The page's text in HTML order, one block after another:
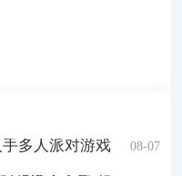
多人派对游戏 08-07